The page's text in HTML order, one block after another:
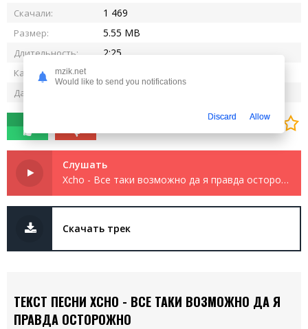
Скачали: 1 469
Размер: 5.55 MB
Длительность: 2:25
Качество:
Дата релиза:
Слушать
Xcho - Все таки возможно да я правда осторожно
Скачать трек
ТЕКСТ ПЕСНИ XCHO - ВСЕ ТАКИ ВОЗМОЖНО ДА Я
ПРАВДА ОСТОРОЖНО
mzik.net
Would like to send you notifications
Discard Allow